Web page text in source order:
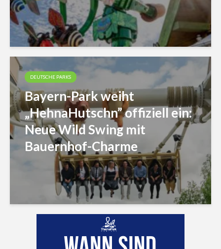
DEUTSCHE PARKS
Bayern-Park weiht
„HehnaHutschn” offiziell ein:
Neue Wild Swing mit
Bauernhof-Charme